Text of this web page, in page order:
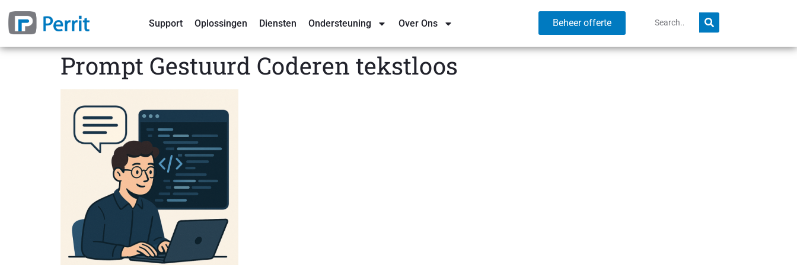
Support Oplossingen Diensten Ondersteuning Over Ons Beheer offerte
Prompt Gestuurd Coderen tekstloos